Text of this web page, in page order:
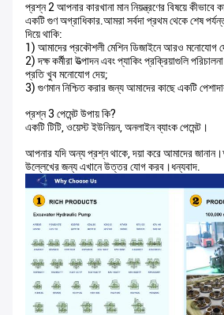
প্রশ্ন 2 আপনার কারখানা মান নিয়ন্ত্রণের বিষয়ে কীভাবে
একটি গুণ অগ্রাধিকার.আমরা সর্বদা প্রথম থেকে শেষ
দিয়ে থাকি:
1) আমাদের প্রকৌশলী মেশিন ডিজাইনে আরও মনোযোগ
2) দক্ষ কর্মীরা উত্পাদন এবং প্যাকিং প্রক্রিয়াগুলি
প্রতি খুব মনোযোগ দেয়;
3) গুণমান নিশ্চিত করার জন্য আমাদের কাছে একটি
প্রশ্ন 3 পেমেন্ট উপায় কি?
একটি টিটি, ওয়েস্ট ইউনিয়ন, অনলাইন ব্যাংক পেমেন্ট।
আপনার যদি অন্য প্রশ্ন থাকে, দয়া করে আমাদের
উল্লেখের জন্য এখানে উত্তর যোগ করব।ধন্যবাদ.